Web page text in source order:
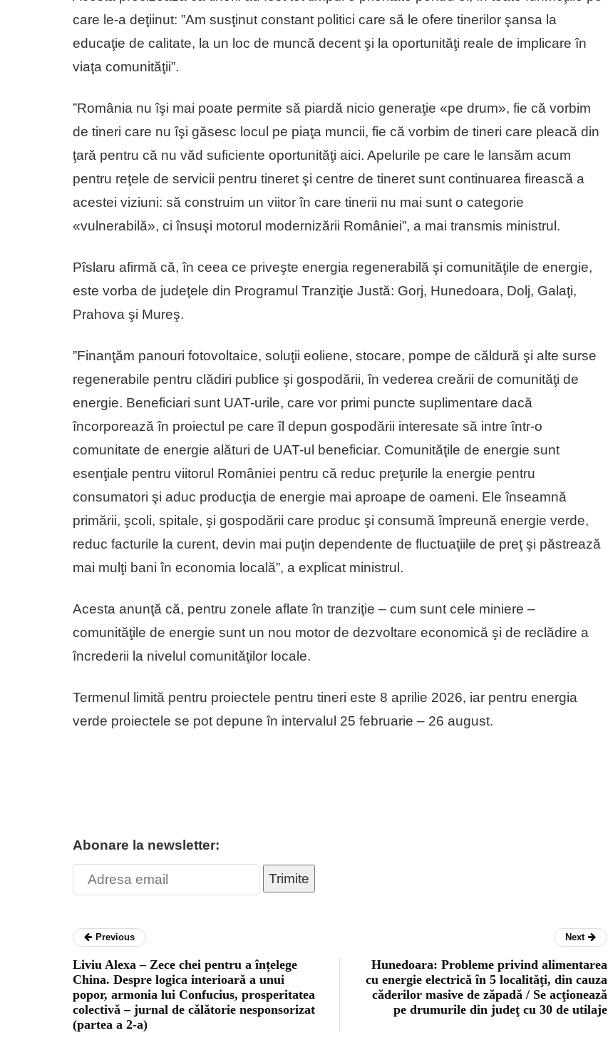
care le-a deţiinut: ”Am susţinut constant politici care să le ofere tinerilor şansa la
educaţie de calitate, la un loc de muncă decent şi la oportunităţi reale de implicare în
viaţa comunităţii”.
”România nu îşi mai poate permite să piardă nicio generaţie «pe drum», fie că vorbim
de tineri care nu îşi găsesc locul pe piaţa muncii, fie că vorbim de tineri care pleacă din
ţară pentru că nu văd suficiente oportunităţi aici. Apelurile pe care le lansăm acum
pentru reţele de servicii pentru tineret şi centre de tineret sunt continuarea firească a
acestei viziuni: să construim un viitor în care tinerii nu mai sunt o categorie
«vulnerabilă», ci însuşi motorul modernizării României”, a mai transmis ministrul.
Pîslaru afirmă că, în ceea ce priveşte energia regenerabilă şi comunităţile de energie,
este vorba de judeţele din Programul Tranziţie Justă: Gorj, Hunedoara, Dolj, Galaţi,
Prahova şi Mureş.
”Finanţăm panouri fotovoltaice, soluţii eoliene, stocare, pompe de căldură şi alte surse
regenerabile pentru clădiri publice şi gospodării, în vederea creării de comunităţi de
energie. Beneficiari sunt UAT-urile, care vor primi puncte suplimentare dacă
încorporează în proiectul pe care îl depun gospodării interesate să intre într-o
comunitate de energie alături de UAT-ul beneficiar. Comunităţile de energie sunt
esenţiale pentru viitorul României pentru că reduc preţurile la energie pentru
consumatori şi aduc producţia de energie mai aproape de oameni. Ele înseamnă
primării, şcoli, spitale, şi gospodării care produc şi consumă împreună energie verde,
reduc facturile la curent, devin mai puţin dependente de fluctuaţiile de preţ şi păstrează
mai mulţi bani în economia locală”, a explicat ministrul.
Acesta anunţă că, pentru zonele aflate în tranziţie – cum sunt cele miniere –
comunităţile de energie sunt un nou motor de dezvoltare economică şi de reclădire a
încrederii la nivelul comunităţilor locale.
Termenul limită pentru proiectele pentru tineri este 8 aprilie 2026, iar pentru energia
verde proiectele se pot depune în intervalul 25 februarie – 26 august.
Abonare la newsletter:
Trimite
Previous
Liviu Alexa – Zece chei pentru a înțelege
China. Despre logica interioarǎ a unui
popor, armonia lui Confucius, prosperitatea
colectivǎ – jurnal de cǎlǎtorie nesponsorizat
(partea a 2-a)
Next
Hunedoara: Probleme privind alimentarea
cu energie electrică în 5 localităţi, din cauza
căderilor masive de zăpadă / Se acţionează
pe drumurile din judeţ cu 30 de utilaje